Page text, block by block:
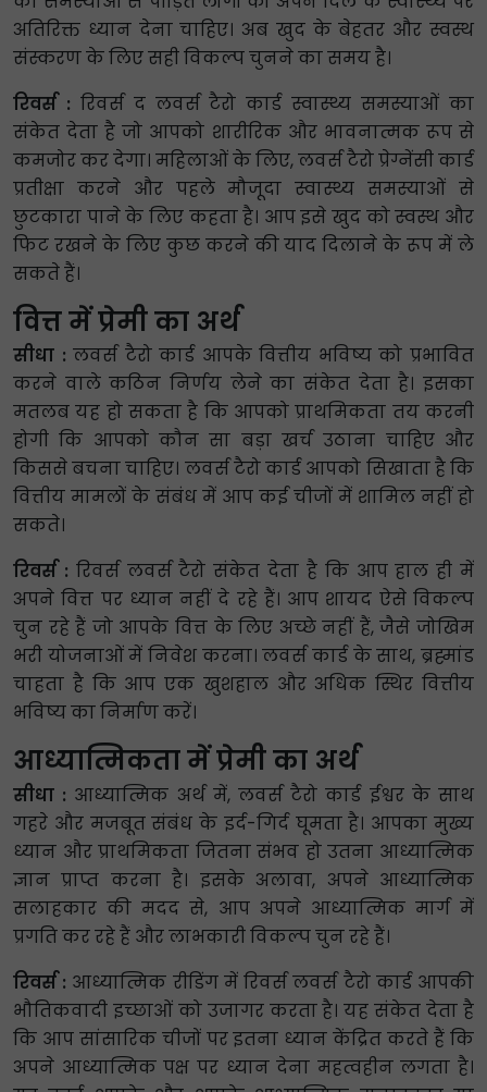
अतिरिक्त ध्यान देना चाहिए। अब खुद के बेहतर और स्वस्थ
संस्करण के लिए सही विकल्प चुनने का समय है।
रिवर्स : रिवर्स द लवर्स टैरो कार्ड स्वास्थ्य समस्याओं का
संकेत देता है जो आपको शारीरिक और भावनात्मक रूप से
कमजोर कर देगा। महिलाओं के लिए, लवर्स टैरो प्रेग्नेंसी कार्ड
प्रतीक्षा करने और पहले मौजूदा स्वास्थ्य समस्याओं से
छुटकारा पाने के लिए कहता है। आप इसे खुद को स्वस्थ और
फिट रखने के लिए कुछ करने की याद दिलाने के रूप में ले
सकते हैं।
वित्त में प्रेमी का अर्थ
सीधा : लवर्स टैरो कार्ड आपके वित्तीय भविष्य को प्रभावित
करने वाले कठिन निर्णय लेने का संकेत देता है। इसका
मतलब यह हो सकता है कि आपको प्राथमिकता तय करनी
होगी कि आपको कौन सा बड़ा खर्च उठाना चाहिए और
किससे बचना चाहिए। लवर्स टैरो कार्ड आपको सिखाता है कि
वित्तीय मामलों के संबंध में आप कई चीजों में शामिल नहीं हो
सकते।
रिवर्स : रिवर्स लवर्स टैरो संकेत देता है कि आप हाल ही में
अपने वित्त पर ध्यान नहीं दे रहे हैं। आप शायद ऐसे विकल्प
चुन रहे हैं जो आपके वित्त के लिए अच्छे नहीं हैं, जैसे जोखिम
भरी योजनाओं में निवेश करना। लवर्स कार्ड के साथ, ब्रह्मांड
चाहता है कि आप एक खुशहाल और अधिक स्थिर वित्तीय
भविष्य का निर्माण करें।
आध्यात्मिकता में प्रेमी का अर्थ
सीधा : आध्यात्मिक अर्थ में, लवर्स टैरो कार्ड ईश्वर के साथ
गहरे और मजबूत संबंध के इर्द-गिर्द घूमता है। आपका मुख्य
ध्यान और प्राथमिकता जितना संभव हो उतना आध्यात्मिक
ज्ञान प्राप्त करना है। इसके अलावा, अपने आध्यात्मिक
सलाहकार की मदद से, आप अपने आध्यात्मिक मार्ग में
प्रगति कर रहे हैं और लाभकारी विकल्प चुन रहे हैं।
रिवर्स : आध्यात्मिक रीडिंग में रिवर्स लवर्स टैरो कार्ड आपकी
भौतिकवादी इच्छाओं को उजागर करता है। यह संकेत देता है
कि आप सांसारिक चीजों पर इतना ध्यान केंद्रित करते हैं कि
अपने आध्यात्मिक पक्ष पर ध्यान देना महत्वहीन लगता है।